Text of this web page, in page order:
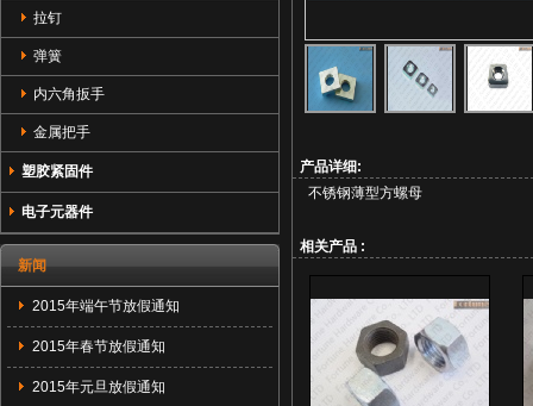
拉钉
弹簧
内六角扳手
金属把手
塑胶紧固件
电子元器件
新闻
2015年端午节放假通知
2015年春节放假通知
2015年元旦放假通知
产品详细:
不锈钢薄型方螺母
相关产品 :